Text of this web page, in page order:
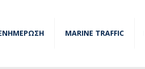
MARINE TRAFFIC